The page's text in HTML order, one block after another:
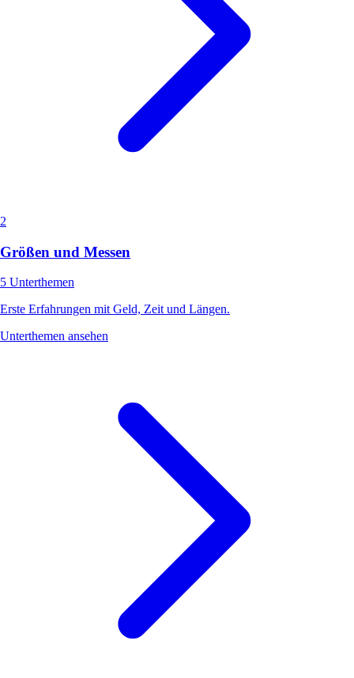
2
Größen und Messen
5 Unterthemen
Erste Erfahrungen mit Geld, Zeit und Längen.
Unterthemen ansehen